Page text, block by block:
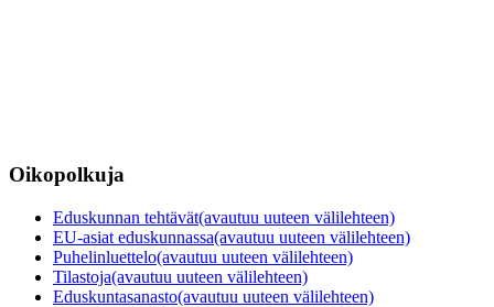
Oikopolkuja
Eduskunnan tehtävät(avautuu uuteen välilehteen)
EU-asiat eduskunnassa(avautuu uuteen välilehteen)
Puhelinluettelo(avautuu uuteen välilehteen)
Tilastoja(avautuu uuteen välilehteen)
Eduskuntasanasto(avautuu uuteen välilehteen)